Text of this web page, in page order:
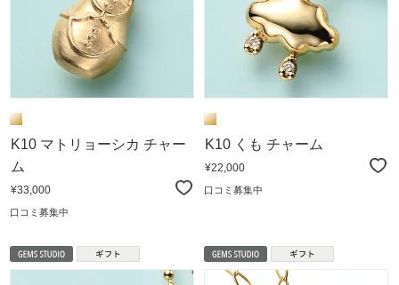
K10 マトリョーシカ チャー
ム
¥33,000
口コミ募集中
K10 くも チャーム
¥22,000
口コミ募集中